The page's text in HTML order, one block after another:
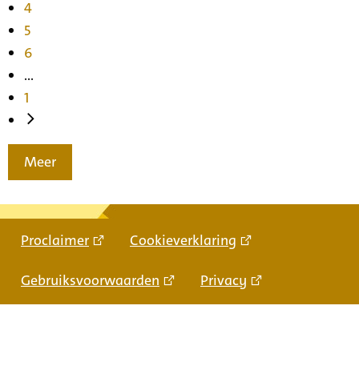
4
5
6
...
1
Meer
Proclaimer Cookieverklaring
Gebruiksvoorwaarden Privacy